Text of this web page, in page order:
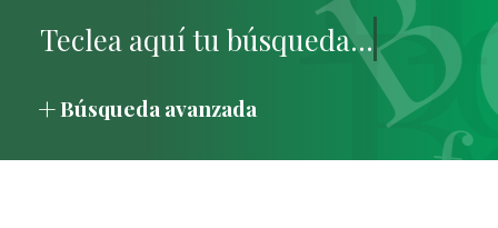
Búsqueda avanzada